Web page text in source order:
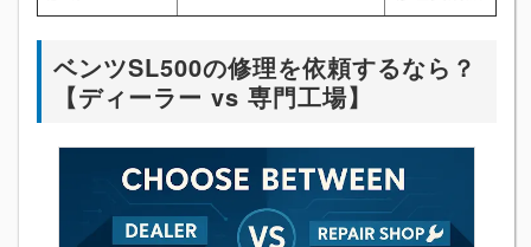
ベンツSL500の修理を依頼するなら？
【ディーラー vs 専門工場】